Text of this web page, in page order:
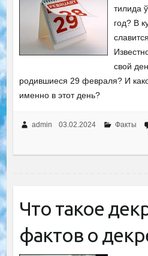
тилида
год? В
свой
родившиеся 29 февраля? И
именно в этот день?
admin 03.02.2024 Факты
Что такое
фактов о